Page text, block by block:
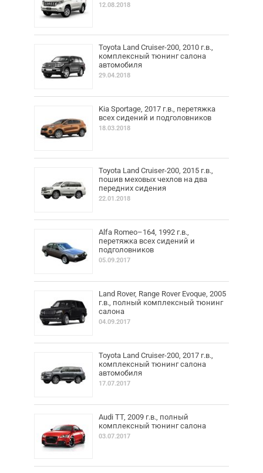
12.08.2018
Toyota Land Cruiser-200, 2010 г.в.,
комплексный тюнинг салона
автомобиля
29.04.2018
Kia Sportage, 2017 г.в., перетяжка
всех сидений и подголовников
18.03.2018
Toyota Land Cruiser-200, 2015 г.в.,
пошив меховых чехлов на два
передних сидения
22.01.2018
Alfa Romeo–164, 1992 г.в.,
перетяжка всех сидений и
подголовников
05.09.2017
Land Rover, Range Rover Evoque, 2005
г.в., полный комплексный тюнинг
салона
04.09.2017
Toyota Land Cruiser-200, 2017 г.в.,
комплексный тюнинг салона
автомобиля
17.07.2017
Audi TT, 2009 г.в., полный
комплексный тюнинг салона
03.07.2017